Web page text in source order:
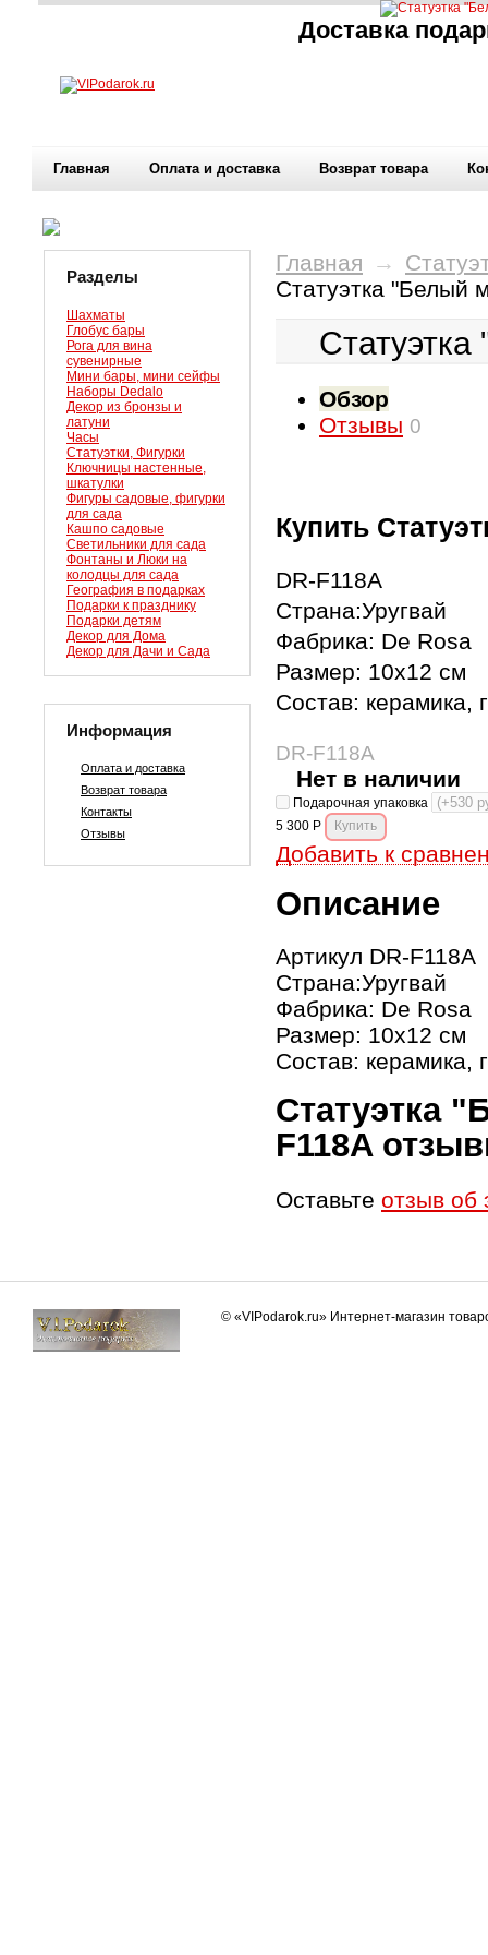
Доставка
Главная Оплата и доставка Возврат товара
Разделы
Шахматы
Глобус бары
Рога для вина
сувенирные
Мини бары, мини сейфы
Наборы Dedalo
Декор из бронзы и
латуни
Часы
Статуэтки, Фигурки
Ключницы настенные,
шкатулки
Фигуры садовые, фигурки
для сада
Кашпо садовые
Светильники для сада
Фонтаны и Люки на
колодцы для сада
География в подарках
Подарки к празднику
Подарки детям
Декор для Дома
Декор для Дачи и Сада
Информация
Оплата и доставка
Возврат товара
Контакты
Отзывы
Главная →
Статуэтка "Белый
Обзор
Отзывы 0
Купить
DR-F118A
Страна:Уругвай
Фабрика: De Rosa
Размер: 10х12 см
Состав: керамика,
DR-F118A
Нет в наличии
Подарочная упаковка
5 300 Р
Добавить к
Описание
Артикул DR-F118A
Страна:Уругвай
Фабрика: De Rosa
Размер: 10х12 см
Состав: керамика,
Статуэтка
F118A
Оставьте отзыв об
© «VIPodarok.ru» Интернет-магазин